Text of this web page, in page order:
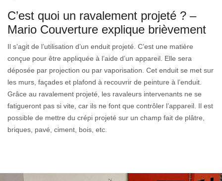
C’est quoi un ravalement projeté ? –
Mario Couverture explique brièvement
Il s’agit de l’utilisation d’un enduit projeté. C’est une matière
conçue pour être appliquée à l’aide d’un appareil. Elle sera
déposée par projection ou par vaporisation. Cet enduit se met sur
les murs, façades et plafond à recouvrir de peinture à l’enduit.
Grâce au ravalement projeté, les ravaleurs intervenants ne se
fatigueront pas si vite, car ils ne font que contrôler l’appareil. Il est
possible de mettre du crépi projeté sur un champ fait de plâtre,
briques, pavé, ciment, bois, etc.